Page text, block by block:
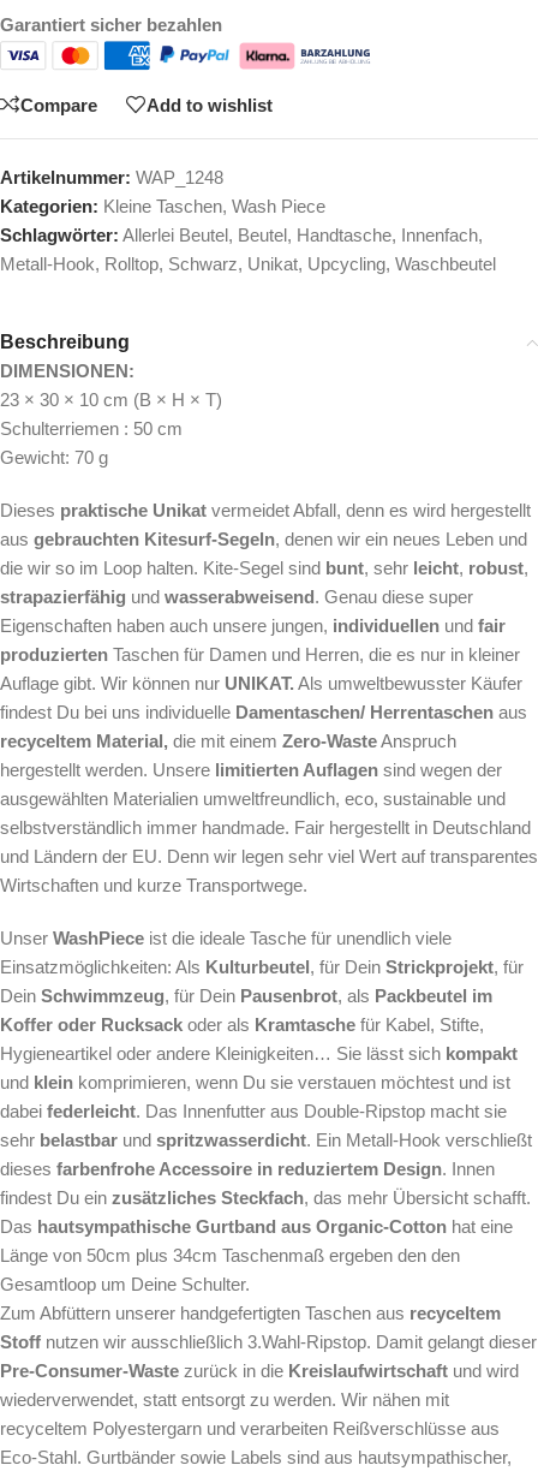
Garantiert sicher bezahlen
Compare Add to wishlist
Artikelnummer: WAP_1248
Kategorien: Kleine Taschen, Wash Piece
Schlagwörter: Allerlei Beutel, Beutel, Handtasche, Innenfach,
Metall-Hook, Rolltop, Schwarz, Unikat, Upcycling, Waschbeutel
Beschreibung
DIMENSIONEN:
23 × 30 × 10 cm (B × H × T)
Schulterriemen : 50 cm
Gewicht: 70 g
Dieses praktische Unikat vermeidet Abfall, denn es wird hergestellt
aus gebrauchten Kitesurf-Segeln, denen wir ein neues Leben und
die wir so im Loop halten. Kite-Segel sind bunt, sehr leicht, robust,
strapazierfähig und wasserabweisend. Genau diese super
Eigenschaften haben auch unsere jungen, individuellen und fair
produzierten Taschen für Damen und Herren, die es nur in kleiner
Auflage gibt. Wir können nur UNIKAT. Als umweltbewusster Käufer
findest Du bei uns individuelle Damentaschen/ Herrentaschen aus
recyceltem Material, die mit einem Zero-WasteAnspruch
hergestellt werden. Unsere limitierten Auflagen sind wegen der
ausgewählten Materialien umweltfreundlich, eco, sustainable und
selbstverständlich immer handmade. Fair hergestellt in Deutschland
und Ländern der EU. Denn wir legen sehr viel Wert auf transparentes
Wirtschaften und kurze Transportwege.
Unser WashPiece ist die ideale Tasche für unendlich viele
Einsatzmöglichkeiten: Als Kulturbeutel, für Dein Strickprojekt, für
Dein Schwimmzeug, für Dein Pausenbrot, als Packbeutel im
Koffer oder Rucksack oder als Kramtasche für Kabel, Stifte,
Hygieneartikel oder andere Kleinigkeiten… Sie lässt sich kompakt
und klein komprimieren, wenn Du sie verstauen möchtest und ist
dabei federleicht. Das Innenfutter aus Double-Ripstop macht sie
sehr belastbar und spritzwasserdicht. Ein Metall-Hook verschließt
dieses farbenfrohe Accessoire in reduziertem Design. Innen
findest Du ein zusätzliches Steckfach, das mehr Übersicht schafft.
Das hautsympathische Gurtband aus Organic-Cotton hat eine
Länge von 50cm plus 34cm Taschenmaß ergeben den den
Gesamtloop um Deine Schulter.
Zum Abfüttern unserer handgefertigten Taschen aus recyceltem
Stoff nutzen wir ausschließlich 3.Wahl-Ripstop. Damit gelangt dieser
Pre-Consumer-Waste zurück in die Kreislaufwirtschaft und wird
wiederverwendet, statt entsorgt zu werden. Wir nähen mit
recyceltem Polyestergarn und verarbeiten Reißverschlüsse aus
Eco-Stahl. Gurtbänder sowie Labels sind aus hautsympathischer,